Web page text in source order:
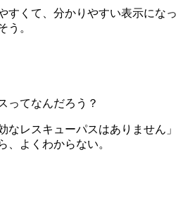
くて、分かりやすい表示になっ
う。
ってなんだろう？
なレスキューパスはありません」
、よくわからない。